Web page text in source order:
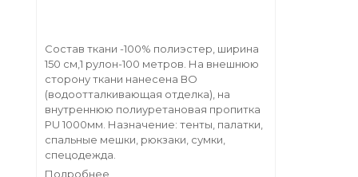
Состав ткани -100% полиэстер, ширина
150 см,1 рулон-100 метров. На внешнюю
сторону ткани нанесена ВО
(водоотталкивающая отделка), на
внутреннюю полиуретановая пропитка
PU 1000мм. Назначение: тенты, палатки,
спальные мешки, рюкзаки, сумки,
спецодежда.
Подробнее